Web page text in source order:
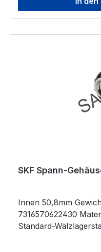
Innen 50,8mm
7316570622430
Standard-